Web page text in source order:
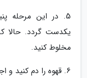
5. در این مرحله
یکدست گردد. حالا
مخلوط کنید.
6. قهوه را دم کنید و اجازه دهید از حرارت بیفتد.